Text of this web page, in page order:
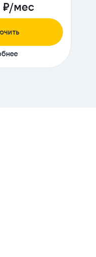
₽/мес